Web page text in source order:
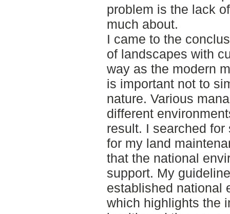
problem is the lack
much about.
I came to the
of landscapes with
way as the modern
is important not to
nature. Various
different
result. I searched
for my land
that the national
support. My
established national
which highlights the